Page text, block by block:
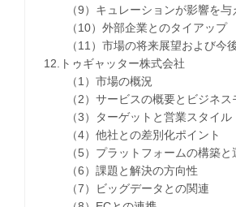
（9）キュレーションが影響を与
（10）外部企業とのタイアップ
（11）市場の将来展望および今
12.トゥギャッター株式会社
（1）市場の概況
（2）サービスの概要とビジネス
（3）ターゲットと営業スタイル
（4）他社との差別化ポイント
（5）プラットフォームの構築と
（6）課題と解決の方向性
（7）ビッグデータとの関連